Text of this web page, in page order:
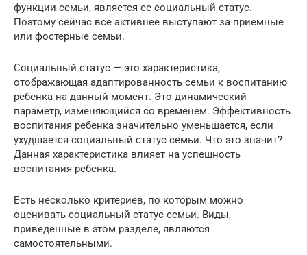
функции семьи, является ее социальный статус.
Поэтому сейчас все активнее выступают за приемные
или фостерные семьи.
Социальный статус — это характеристика,
отображающая адаптированность семьи к воспитанию
ребенка на данный момент. Это динамический
параметр, изменяющийся со временем. Эффективность
воспитания ребенка значительно уменьшается, если
ухудшается социальный статус семьи. Что это значит?
Данная характеристика влияет на успешность
воспитания ребенка.
Есть несколько критериев, по которым можно
оценивать социальный статус семьи. Виды,
приведенные в этом разделе, являются
самостоятельными.